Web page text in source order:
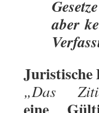
aber
„Das